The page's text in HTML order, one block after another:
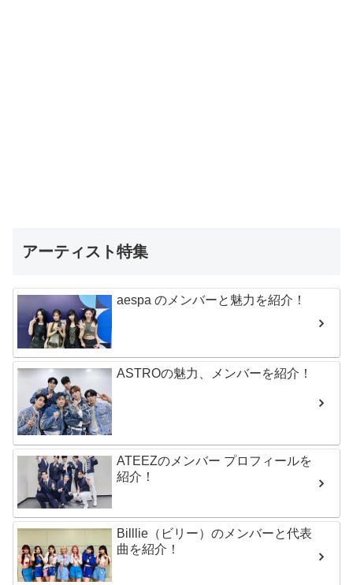
アーティスト特集
aespa のメンバーと魅力を紹介！
ASTROの魅力、メンバーを紹介！
ATEEZのメンバー プロフィールを
紹介！
Billlie（ビリー）のメンバーと代表
曲を紹介！